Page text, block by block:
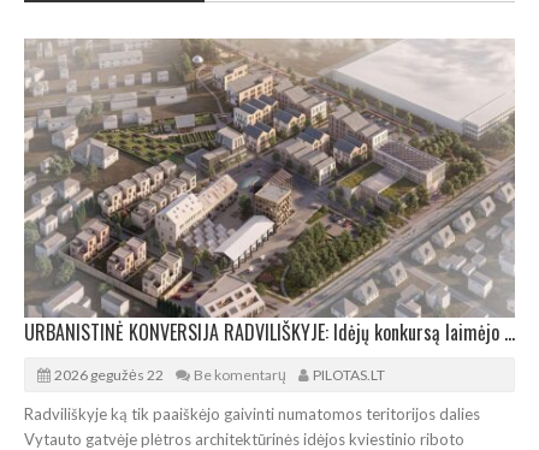
URBANISTINĖ KONVERSIJA RADVILIŠKYJE: Idėjų konkursą laimėjo Audriaus Ambraso kolektyvas
2026 gegužės 22 Be komentarų PILOTAS.LT
Radviliškyje ką tik paaiškėjo gaivinti numatomos teritorijos dalies
Vytauto gatvėje plėtros architektūrinės idėjos kviestinio riboto